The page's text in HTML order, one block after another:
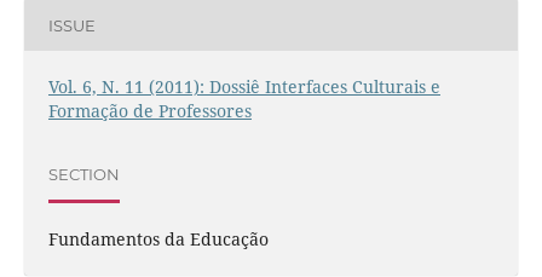
ISSUE
Vol. 6, N. 11 (2011): Dossiê Interfaces Culturais e
Formação de Professores
SECTION
Fundamentos da Educação